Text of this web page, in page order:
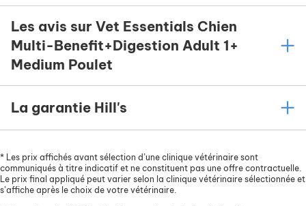
Les avis sur Vet Essentials Chien
Multi-Benefit+Digestion Adult 1+
Medium Poulet
La garantie Hill's
* Les prix affichés avant sélection d’une clinique vétérinaire sont
communiqués à titre indicatif et ne constituent pas une offre contractuelle.
Le prix final appliqué peut varier selon la clinique vétérinaire sélectionnée et
s’affiche après le choix de votre vétérinaire.